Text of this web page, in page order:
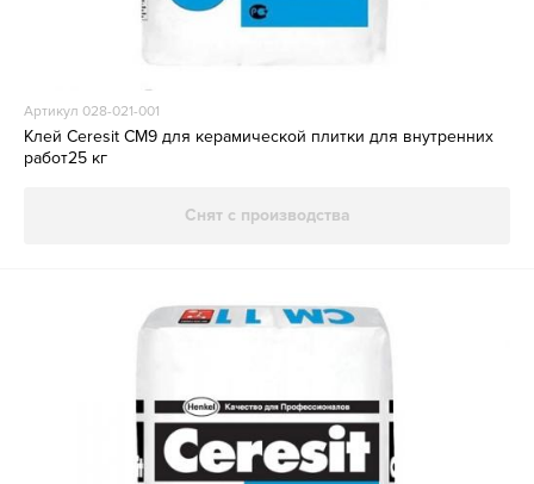
Артикул 028-021-001
Клей Ceresit CM9 для керамической плитки для внутренних
работ25 кг
Снят с производства